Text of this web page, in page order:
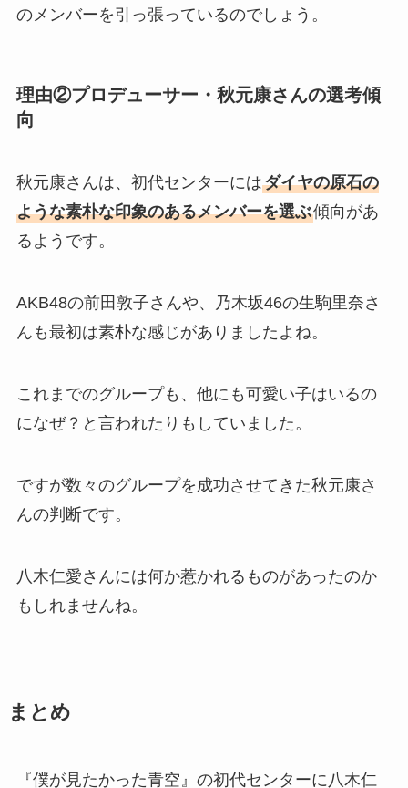
のメンバーを引っ張っているのでしょう。
理由②プロデューサー・秋元康さんの選考傾
向
秋元康さんは、初代センターにはダイヤの原石の
ような素朴な印象のあるメンバーを選ぶ傾向があ
るようです。
AKB48の前田敦子さんや、乃木坂46の生駒里奈さ
んも最初は素朴な感じがありましたよね。
これまでのグループも、他にも可愛い子はいるの
になぜ？と言われたりもしていました。
ですが数々のグループを成功させてきた秋元康さ
んの判断です。
八木仁愛さんには何か惹かれるものがあったのか
もしれませんね。
まとめ
『僕が見たかった青空』の初代センターに八木仁